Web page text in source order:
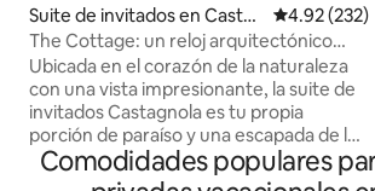
Suite de invitados en Castag
nola
Calificación
4.92 (232)
The Cottage: un reloj arquitectónico
único
Ubicada en el corazón de la naturaleza
con una vista impresionante, la suite de
invitados Castagnola es tu propia
porción de paraíso y una escapada de la
ajetreada vida. El lago de Lugano se
encuentra directamente en tu terraza
Comodidades populares